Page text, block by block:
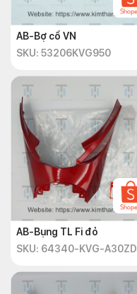
AB-Bợ cổ VN
SKU: 53206KVG950
AB-Bụng TL Fi đỏ
SKU: 64340-KVG-A30ZD